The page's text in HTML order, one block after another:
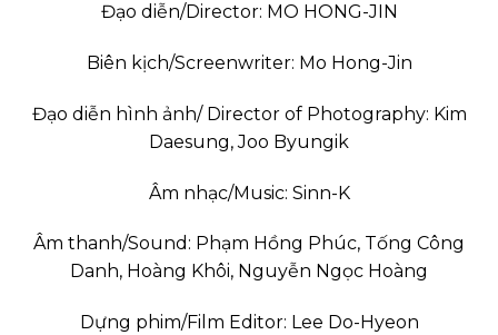
Đạo diễn/Director: MO HONG-JIN
Biên kịch/Screenwriter: Mo Hong-Jin
Đạo diễn hình ảnh/ Director of Photography: Kim
Daesung, Joo Byungik
Âm nhạc/Music: Sinn-K
Âm thanh/Sound: Phạm Hồng Phúc, Tống Công
Danh, Hoàng Khôi, Nguyễn Ngọc Hoàng
Dựng phim/Film Editor: Lee Do-Hyeon